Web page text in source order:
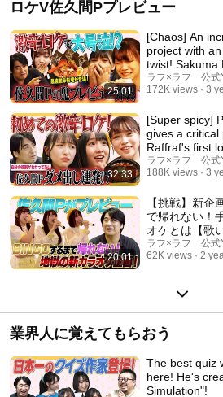
ロケV佐久間Pプレビュー
25:01
[Chaos] An
project with
twist! Sakuma
intense
ラフ×ラフ 公式
172K views
3
32:33
[Super spicy]
gives a critical
Raffraf's first
Things ...
ラフ×ラフ 公式
188K views
3
20:01
【挑戦】新企
で帰れない！
オケとは【歌
ラフ×ラフ 公式
62K views
2
業界人に覚えてもらおう
The best quiz
here! He's
Simulation"!